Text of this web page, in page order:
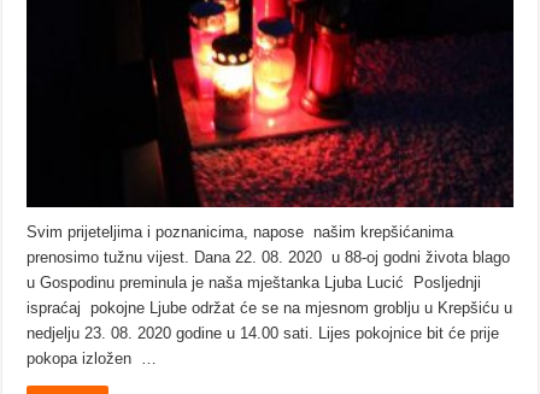
Svim prijeteljima i poznanicima, napose našim krepšićanima
prenosimo tužnu vijest. Dana 22. 08. 2020 u 88-oj godni života blago
u Gospodinu preminula je naša mještanka Ljuba Lucić Posljednji
ispraćaj pokojne Ljube održat će se na mjesnom groblju u Krepšiću u
nedjelju 23. 08. 2020 godine u 14.00 sati. Lijes pokojnice bit će prije
pokopa izložen …